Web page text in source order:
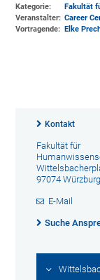
Kategorie:
Fakultät
Veranstalter: Career
Vortragende: Elke
Kontakt
Fakultät für
97074 Würzburg
E-Mail
Suche